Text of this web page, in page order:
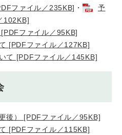
ファイル／235KB] ・
予
102KB]
ファイル／95KB]
[PDFファイル／127KB]
て [PDFファイル／145KB]
後） [PDFファイル／95KB]
[PDFファイル／115KB]